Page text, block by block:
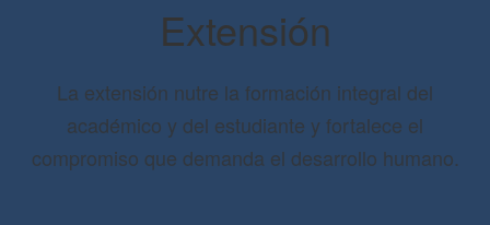
Extensión
La extensión nutre la formación integral del
académico y del estudiante y fortalece el
compromiso que demanda el desarrollo humano.